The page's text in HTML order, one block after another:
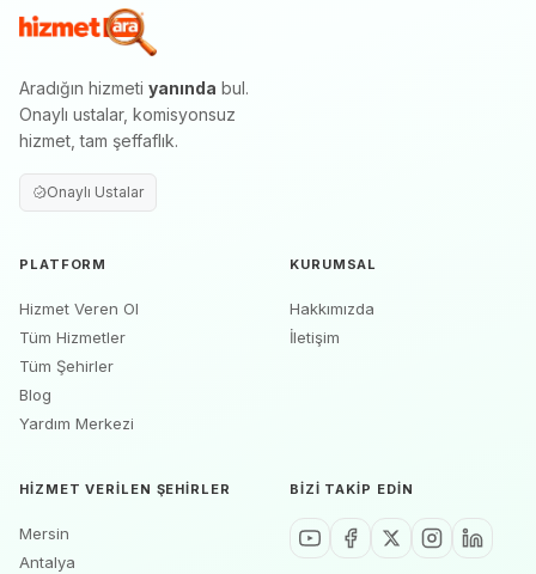
Aradığın hizmeti yanında bul.
Onaylı ustalar, komisyonsuz
hizmet, tam şeffaflık.
Onaylı Ustalar
PLATFORM
Hizmet Veren Ol
Tüm Hizmetler
Tüm Şehirler
Blog
Yardım Merkezi
KURUMSAL
Hakkımızda
İletişim
HIZMET VERILEN ŞEHIRLER
Mersin
Antalya
BIZI TAKIP EDIN